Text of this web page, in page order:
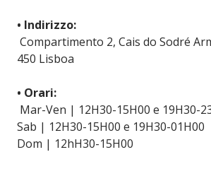
• Indirizzo:
Compartimento 2, Cais do Sodré
450 Lisboa
• Orari:
Mar-Ven | 12H30-15H00 e 19H30-
Sab | 12H30-15H00 e 19H30-01H00
Dom | 12hH30-15H00